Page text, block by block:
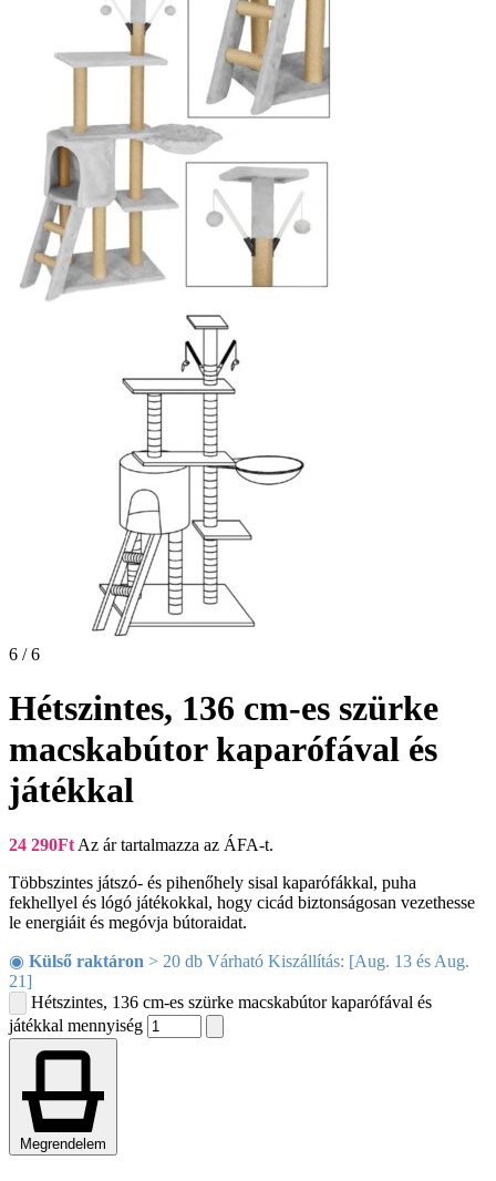
6 / 6
Hétszintes, 136 cm-es szürke
macskabútor kaparófával és
játékkal
24 290Ft Az ár tartalmazza az ÁFA-t.
Többszintes játszó- és pihenőhely sisal kaparófákkal, puha
fekhellyel és lógó játékokkal, hogy cicád biztonságosan vezethesse
le energiáit és megóvja bútoraidat.
◉ Külső raktáron > 20 db Várható Kiszállítás: [Aug. 13 és Aug.
21]
Hétszintes, 136 cm-es szürke macskabútor kaparófával és
játékkal mennyiség
Megrendelem